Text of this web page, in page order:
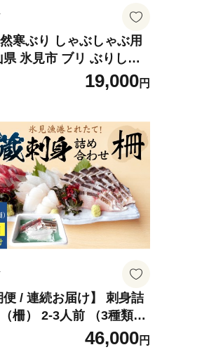
寒ぶり しゃぶしゃぶ用
氷見市 ブリ ぶりしゃ
19,000円
便 / 連続お届け】 刺身詰
柵） 2-3人前 （3種類）
46,000円